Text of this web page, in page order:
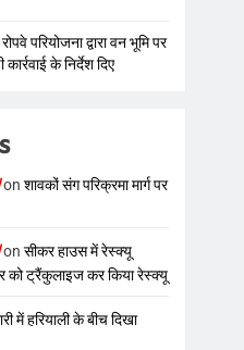
परियोजना द्वारा वन भूमि पर
के निर्देश दिए
onशावकों संग परिक्रमा मार्ग पर
onसीकर हाउस में रेस्क्यू
को ट्रैंकुलाइज कर किया रेस्क्यू
में हरियाली के बीच दिखा